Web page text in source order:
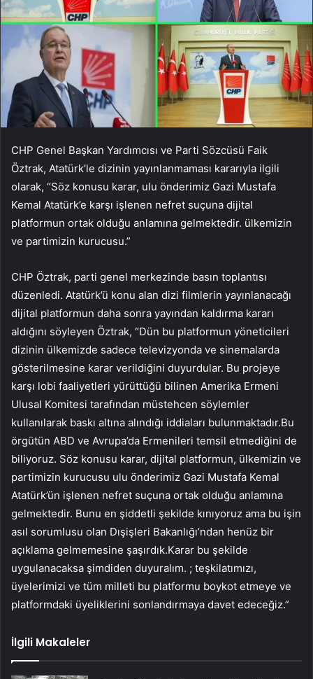
CHP Genel Başkan Yardımcısı ve Parti Sözcüsü Faik
Öztrak, Atatürk’le dizinin yayınlanmaması kararıyla ilgili
olarak, “Söz konusu karar, ulu önderimiz Gazi Mustafa
Kemal Atatürk’e karşı işlenen nefret suçuna dijital
platformun ortak olduğu anlamına gelmektedir. ülkemizin
ve partimizin kurucusu.”
CHP Öztrak, parti genel merkezinde basın toplantısı
düzenledi. Atatürk’ü konu alan dizi filmlerin yayınlanacağı
dijital platformun daha sonra yayından kaldırma kararı
aldığını söyleyen Öztrak, “Dün bu platformun yöneticileri
dizinin ülkemizde sadece televizyonda ve sinemalarda
gösterilmesine karar verildiğini duyurdular. Bu projeye
karşı lobi faaliyetleri yürüttüğü bilinen Amerika Ermeni
Ulusal Komitesi tarafından müstehcen söylemler
kullanılarak baskı altına alındığı iddiaları bulunmaktadır.Bu
örgütün ABD ve Avrupa’da Ermenileri temsil etmediğini de
biliyoruz. Söz konusu karar, dijital platformun, ülkemizin ve
partimizin kurucusu ulu önderimiz Gazi Mustafa Kemal
Atatürk’ün işlenen nefret suçuna ortak olduğu anlamına
gelmektedir. Bunu en şiddetli şekilde kınıyoruz ama bu işin
asıl sorumlusu olan Dışişleri Bakanlığı’ndan henüz bir
açıklama gelmemesine şaşırdık.Karar bu şekilde
uygulanacaksa şimdiden duyuralım. ; teşkilatımızı,
üyelerimizi ve tüm milleti bu platformu boykot etmeye ve
platformdaki üyeliklerini sonlandırmaya davet edeceğiz.”
İlgili Makaleler